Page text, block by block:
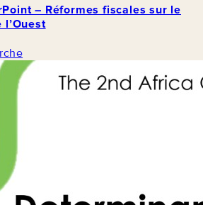
– Réformes fiscales sur le